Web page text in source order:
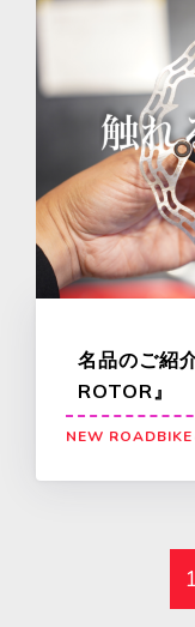
名品のご紹
ROTOR』
NEW ROADBIKE
1